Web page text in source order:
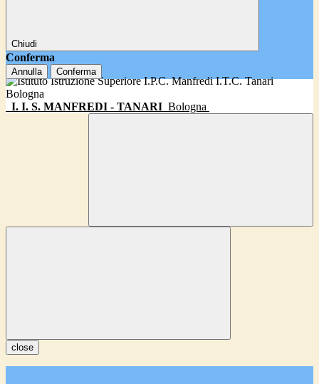
Chiudi
Conferma
Annulla Conferma
I. I. S. MANFREDI - TANARI Bologna
close